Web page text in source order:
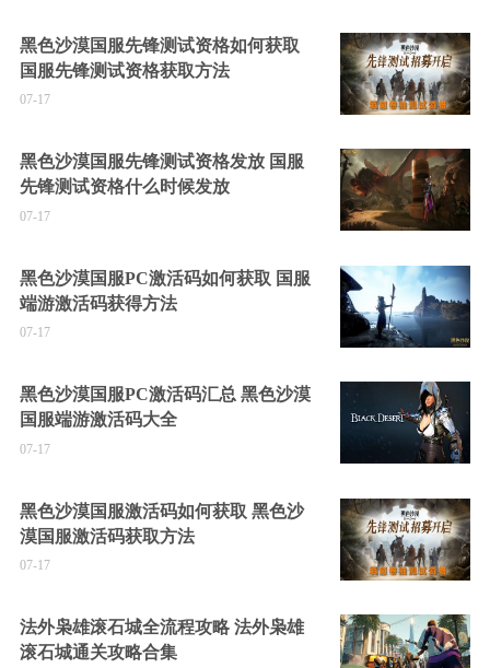
黑色沙漠国服先锋测试资格如何获取
国服先锋测试资格获取方法
07-17
黑色沙漠国服先锋测试资格发放 国服
先锋测试资格什么时候发放
07-17
黑色沙漠国服PC激活码如何获取 国服
端游激活码获得方法
07-17
黑色沙漠国服PC激活码汇总 黑色沙漠
国服端游激活码大全
07-17
黑色沙漠国服激活码如何获取 黑色沙
漠国服激活码获取方法
07-17
法外枭雄滚石城全流程攻略 法外枭雄
滚石城通关攻略合集